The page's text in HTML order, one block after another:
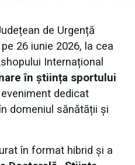
de Urgență
26 iunie 2026, la cea
Internațional
în știința sportului
eveniment dedicat
domeniul sănătății și
în format hibrid și a